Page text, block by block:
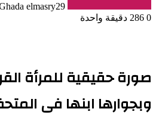
elmasry29 مارس، 2024
0
دقيقة واحدة
صورة حقيقية للمرأة
وبجوارها ابنها فى